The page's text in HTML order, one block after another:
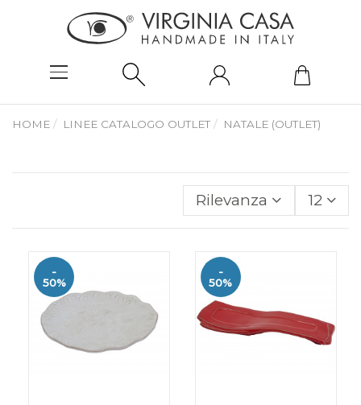
HOME LINEE CATALOGO OUTLET NATALE (OUTLET)
Rilevanza 12
-
50%
-
50%